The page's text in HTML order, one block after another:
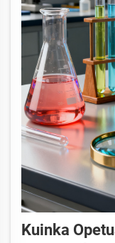
Kuinka